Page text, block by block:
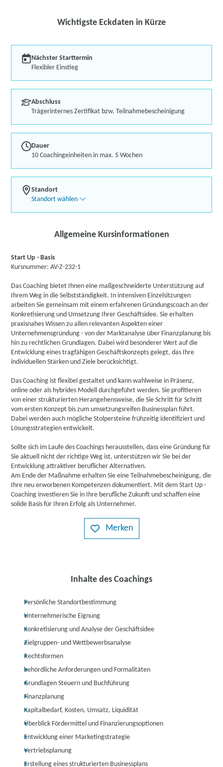
Wichtigste Eckdaten in Kürze
Nächster Starttermin
Flexibler Einstieg
Abschluss
Trägerinternes Zertifikat bzw. Teilnahmebescheinigung
Dauer
10 Coachingeinheiten in max. 5 Wochen
Standort
Standort wählen
Allgemeine Kursinformationen
Start Up - Basis
Kursnummer: AV-Z-232-1
Das Coaching bietet Ihnen eine maßgeschneiderte Unterstützung auf
Ihrem Weg in die Selbstständigkeit. In intensiven Einzelsitzungen
arbeiten Sie gemeinsam mit einem erfahrenen Gründungscoach an der
Konkretisierung und Umsetzung Ihrer Geschäftsidee. Sie erhalten
praxisnahes Wissen zu allen relevanten Aspekten einer
Unternehmensgründung - von der Marktanalyse über Finanzplanung bis
hin zu rechtlichen Grundlagen. Dabei wird besonderer Wert auf die
Entwicklung eines tragfähigen Geschäftskonzepts gelegt, das Ihre
individuellen Stärken und Ziele berücksichtigt.
Das Coaching ist flexibel gestaltet und kann wahlweise in Präsenz,
online oder als hybrides Modell durchgeführt werden. Sie profitieren
von einer strukturierten Herangehensweise, die Sie Schritt für Schritt
vom ersten Konzept bis zum umsetzungsreifen Businessplan führt.
Dabei werden auch mögliche Stolpersteine frühzeitig identifiziert und
Lösungsstrategien entwickelt.
Sollte sich im Laufe des Coachings herausstellen, dass eine Gründung für
Sie aktuell nicht der richtige Weg ist, unterstützen wir Sie bei der
Entwicklung attraktiver beruflicher Alternativen.
Am Ende der Maßnahme erhalten Sie eine Teilnahmebescheinigung, die
Ihre neu erworbenen Kompetenzen dokumentiert. Mit dem Start Up -
Coaching investieren Sie in Ihre berufliche Zukunft und schaffen eine
solide Basis für Ihren Erfolg als Unternehmer.
Merken
Inhalte des Coachings
Persönliche Standortbestimmung
Unternehmerische Eignung
Konkretisierung und Analyse der Geschäftsidee
Zielgruppen- und Wettbewerbsanalyse
Rechtsformen
behördliche Anforderungen und Formalitäten
Grundlagen Steuern und Buchführung
Finanzplanung
Kapitalbedarf, Kosten, Umsatz, Liquidität
Überblick Fördermittel und Finanzierungsoptionen
Entwicklung einer Marketingstrategie
Vertriebsplanung
Erstellung eines strukturierten Businessplans